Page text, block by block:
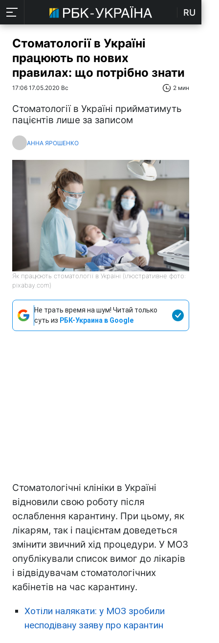
RU
Стоматології в Україні
працюють по нових
правилах: що потрібно знати
17:06 17.05.2020 Вс 2 мин
Стоматології в Україні прийматимуть
пацієнтів лише за записом
АННА ЯРОШЕНКО
Як працюють стоматології в Україні (ілюстративне фото:
pixabay.com)
Не трать время на шум! Читай только
суть из РБК-Украина в Google
Стоматологічні клініки в Україні
відновили свою роботу після
ослаблення карантину. При цьому, як
лікарям, так і пацієнтам доведеться
змінити звичний хід процедури. У МОЗ
опублікували список вимог до лікарів
і відвідувачам стоматологічних
кабінетів на час карантину.
Хотіли налякати: у МОЗ зробили
несподівану заяву про карантин